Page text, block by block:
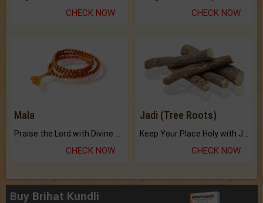
CHECK NOW CHECK NOW
Mala
Praise the Lord with Divine Energies of Mala.
CHECK NOW
Jadi (Tree Roots)
Keep Your Place Holy with Jadi.
CHECK NOW
Buy Brihat Kundli